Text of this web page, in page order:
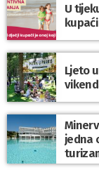
U
Ljeto
jedna